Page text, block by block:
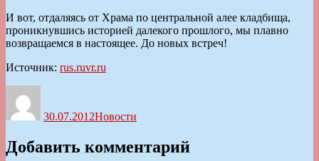
И вот, отдаляясь от Храма по центральной алее кладбища,
проникнувшись историей далекого прошлого, мы плавно
возвращаемся в настоящее. До новых встреч!
Источник: rus.ruvr.ru
30.07.2012Новости
Добавить комментарий